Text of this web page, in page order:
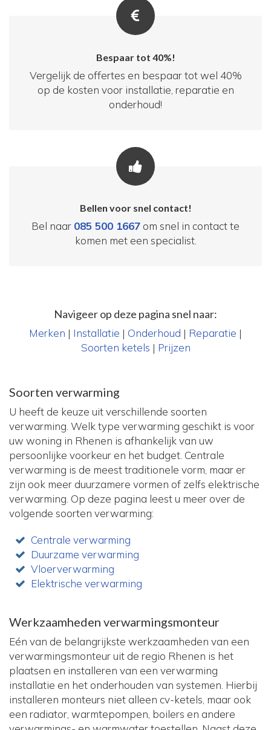
Bespaar tot 40%!
Vergelijk de offertes en bespaar tot wel 40%
op de kosten voor installatie, reparatie en
onderhoud!
Bellen voor snel contact!
Bel naar 085 500 1667 om snel in contact te
komen met een specialist.
Navigeer op deze pagina snel naar:
Merken | Installatie | Onderhoud | Reparatie |
Soorten ketels | Prijzen
Soorten verwarming
U heeft de keuze uit verschillende soorten
verwarming. Welk type verwarming geschikt is voor
uw woning in Rhenen is afhankelijk van uw
persoonlijke voorkeur en het budget. Centrale
verwarming is de meest traditionele vorm, maar er
zijn ook meer duurzamere vormen of zelfs elektrische
verwarming. Op deze pagina leest u meer over de
volgende soorten verwarming:
Centrale verwarming
Duurzame verwarming
Vloerverwarming
Elektrische verwarming
Werkzaamheden verwarmingsmonteur
Eén van de belangrijkste werkzaamheden van een
verwarmingsmonteur uit de regio Rhenen is het
plaatsen en installeren van een verwarming
installatie en het onderhouden van systemen. Hierbij
installeren monteurs niet alleen cv-ketels, maar ook
een radiator, warmtepompen, boilers en andere